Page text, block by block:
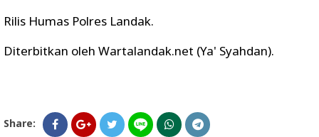
Rilis Humas Polres Landak.
Diterbitkan oleh Wartalandak.net (Ya' Syahdan).
Share: